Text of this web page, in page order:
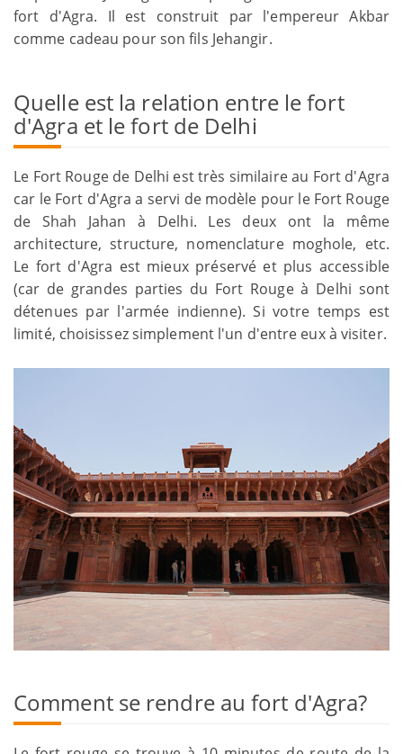
fort d'Agra. Il est construit par l'empereur Akbar
comme cadeau pour son fils Jehangir.
Quelle est la relation entre le fort
d'Agra et le fort de Delhi
Le Fort Rouge de Delhi est très similaire au Fort d'Agra
car le Fort d'Agra a servi de modèle pour le Fort Rouge
de Shah Jahan à Delhi. Les deux ont la même
architecture, structure, nomenclature moghole, etc.
Le fort d'Agra est mieux préservé et plus accessible
(car de grandes parties du Fort Rouge à Delhi sont
détenues par l'armée indienne). Si votre temps est
limité, choisissez simplement l'un d'entre eux à visiter.
Comment se rendre au fort d'Agra?